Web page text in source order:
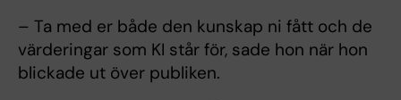
– Ta med er både den kunskap ni fått och de
värderingar som KI står för, sade hon när hon
blickade ut över publiken.